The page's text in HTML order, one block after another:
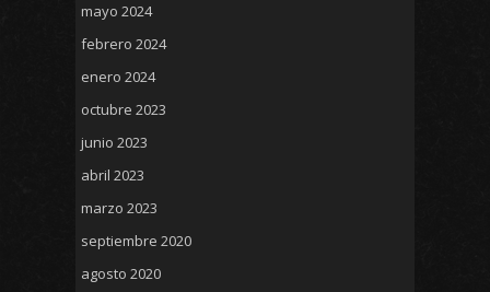
mayo 2024
febrero 2024
enero 2024
octubre 2023
junio 2023
abril 2023
marzo 2023
septiembre 2020
agosto 2020